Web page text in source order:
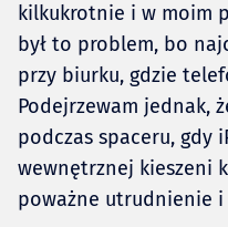
kilkukrotnie i w moim
był to problem, bo
przy biurku, gdzie
Podejrzewam jednak,
podczas spaceru, gdy
wewnętrznej kieszeni
poważne utrudnienie i